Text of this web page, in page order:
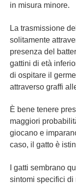
in misura minore.
La trasmissione
solitamente
presenza del
gattini di età
di ospitare il
attraverso graffi
È bene tenere
maggiori
giocano e
caso, il gatto è
I gatti sembrano
sintomi specifici di